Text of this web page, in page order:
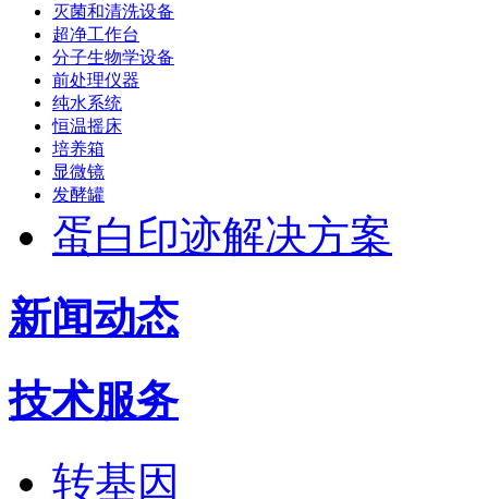
灭菌和清洗设备
超净工作台
分子生物学设备
前处理仪器
纯水系统
恒温摇床
培养箱
显微镜
发酵罐
蛋白印迹解决方案
新闻动态
技术服务
转基因